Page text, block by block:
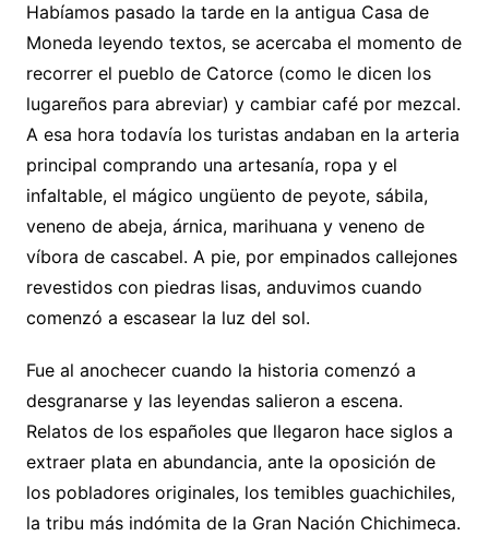
Habíamos pasado la tarde en la antigua Casa de
Moneda leyendo textos, se acercaba el momento de
recorrer el pueblo de Catorce (como le dicen los
lugareños para abreviar) y cambiar café por mezcal.
A esa hora todavía los turistas andaban en la arteria
principal comprando una artesanía, ropa y el
infaltable, el mágico ungüento de peyote, sábila,
veneno de abeja, árnica, marihuana y veneno de
víbora de cascabel. A pie, por empinados callejones
revestidos con piedras lisas, anduvimos cuando
comenzó a escasear la luz del sol.
Fue al anochecer cuando la historia comenzó a
desgranarse y las leyendas salieron a escena.
Relatos de los españoles que llegaron hace siglos a
extraer plata en abundancia, ante la oposición de
los pobladores originales, los temibles guachichiles,
la tribu más indómita de la Gran Nación Chichimeca.